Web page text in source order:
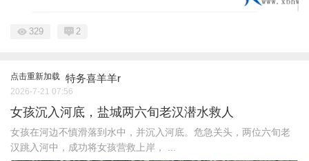
329 2
点击重新加载 特务喜羊羊r
2026-7-21 07:56
女孩沉入河底，盐城两六旬老汉潜水救人
女孩在河边不慎滑落到水中，并沉入河底。危急关头，两位六旬老
汉跳入河中，成功将女孩营救上岸， ...